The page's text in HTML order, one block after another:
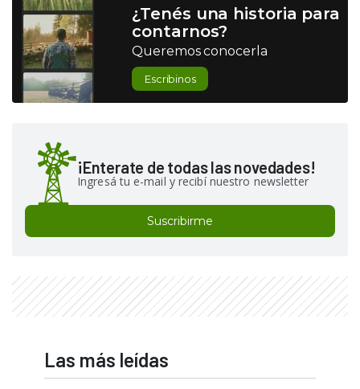
¿Tenés una historia para
contarnos?
Queremos conocerla
Escribinos
¡Enterate de todas las novedades!
Ingresá tu e-mail y recibí nuestro newsletter
Suscribirme
Las más leídas